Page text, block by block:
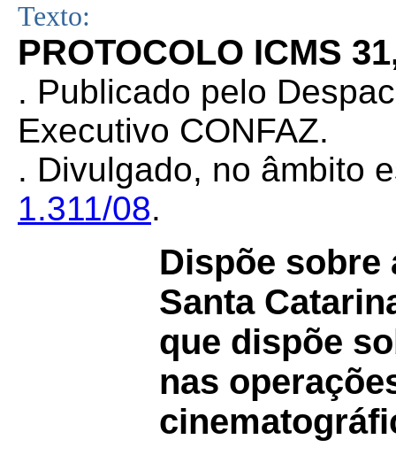
Texto:
PROTOCOLO ICMS
. Publicado pelo
Executivo CONFAZ.
. Divulgado, no âmbito
1.311/08.
Dispõe sobre
Santa
que dispõe
nas